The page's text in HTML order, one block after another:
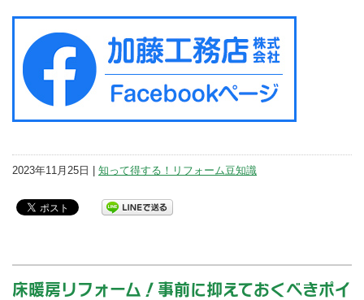
2023年11月25日 | 知って得する！リフォーム豆知識
床暖房リフォーム！事前に抑えておくべきポイ